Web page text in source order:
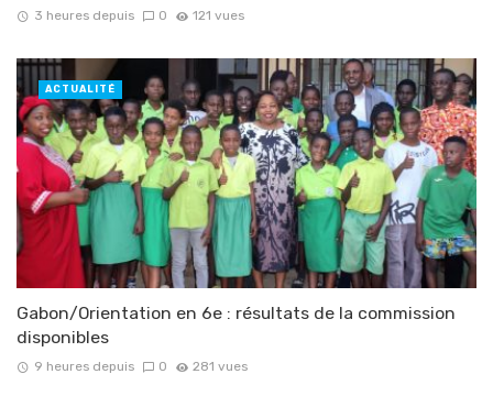
3 heures depuis 0 121 vues
Gabon/Orientation en 6e : résultats de la commission
disponibles
9 heures depuis 0 281 vues
ACTUALITÉ